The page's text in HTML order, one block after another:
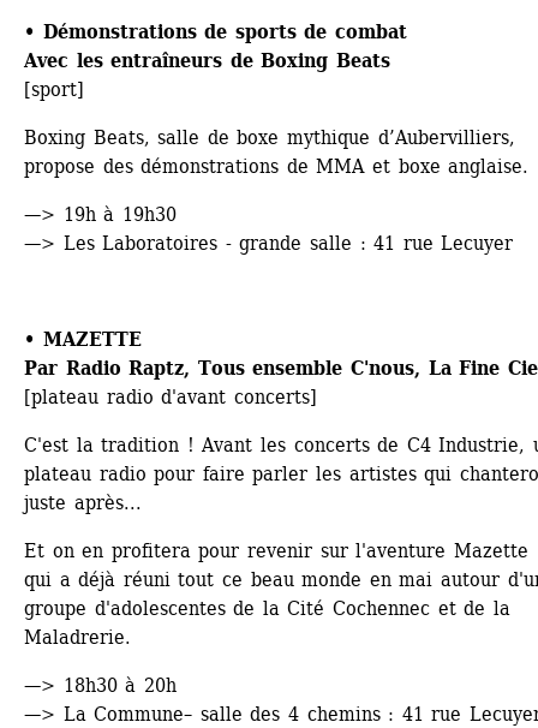
• Démonstrations de sports de combat
Avec les entraîneurs de Boxing Beats
[sport]
Boxing Beats, salle de boxe mythique d’Aubervilliers,
propose des démonstrations de MMA et boxe anglaise.
—> 19h à 19h30
—> Les Laboratoires - grande salle : 41 rue Lecuyer
• MAZETTE
Par Radio Raptz, Tous ensemble C'nous, La Fine Cie
[plateau radio d'avant concerts]
C'est la tradition ! Avant les concerts de C4 Industrie,
plateau radio pour faire parler les artistes qui
juste après...
Et on en profitera pour revenir sur l'aventure Mazette
qui a déjà réuni tout ce beau monde en mai autour
groupe d'adolescentes de la Cité Cochennec et de la
Maladrerie.
—> 18h30 à 20h
—> La Commune– salle des 4 chemins : 41 rue